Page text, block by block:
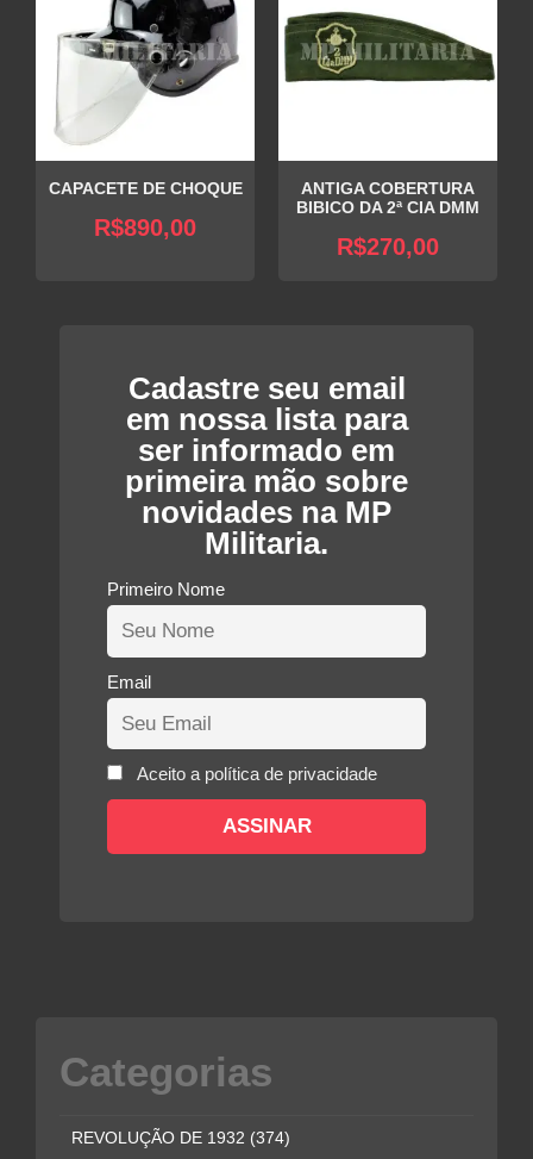
CAPACETE DE CHOQUE
R$890,00
ANTIGA COBERTURA
BIBICO DA 2ª CIA DMM
R$270,00
Cadastre seu email
em nossa lista para
ser informado em
primeira mão sobre
novidades na MP
Militaria.
Primeiro Nome
Email
Aceito a política de privacidade
Categorias
REVOLUÇÃO DE 1932 (374)